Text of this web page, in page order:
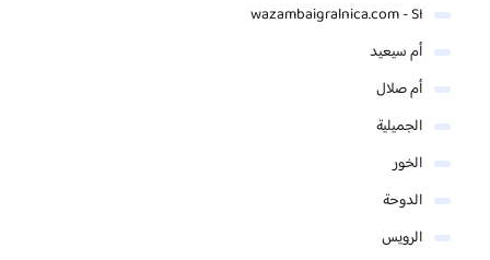
wazambaigralnica.com - SI
أم سيعيد
أم صلال
الجميلية
الخور
الدوحة
الرويس